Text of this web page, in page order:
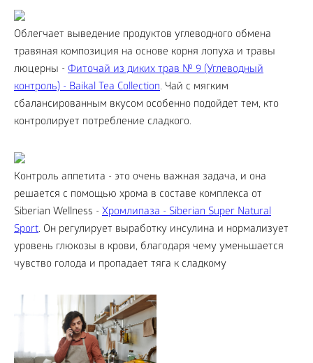
Облегчает выведение продуктов углеводного обмена
травяная композиция на основе корня лопуха и травы
люцерны - Фиточай из диких трав № 9 (Углеводный
контроль) - Baikal Tea Collection. Чай с мягким
сбалансированным вкусом особенно подойдет тем, кто
контролирует потребление сладкого.
Контроль аппетита - это очень важная задача, и она
решается с помощью хрома в составе комплекса от
Siberian Wellness - Хромлипаза - Siberian Super Natural
Sport. Он регулирует выработку инсулина и нормализует
уровень глюкозы в крови, благодаря чему уменьшается
чувство голода и пропадает тяга к сладкому